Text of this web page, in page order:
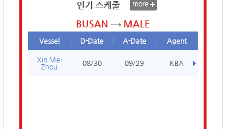
인기 스케줄
BUSAN MALE
Vessel D-Date A-Date Agent
Xin Mei
Zhou
08/30 09/29 KBA